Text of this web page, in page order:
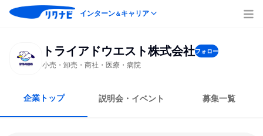
インターン＆キャリア
トライアドウエスト株式会社フォロー
小売・卸売・商社・医療・病院
企業トップ 説明会・イベント 募集一覧